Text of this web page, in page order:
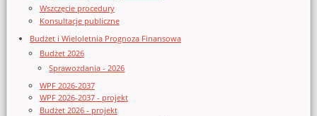
Wszczęcie procedury
Konsultacje publiczne
Budżet i Wieloletnia Prognoza Finansowa
Budżet 2026
Sprawozdania - 2026
WPF 2026-2037
WPF 2026-2037 - projekt
Budżet 2026 - projekt